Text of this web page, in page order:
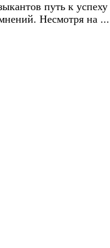
путь к успеху
Несмотря на ...